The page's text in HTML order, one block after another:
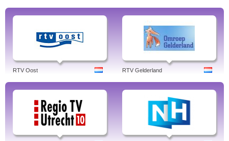
RTV Oost RTV Gelderland